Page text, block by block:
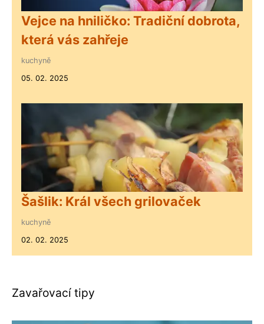
Vejce na hniličko: Tradiční dobrota,
která vás zahřeje
kuchyně
05. 02. 2025
Šašlik: Král všech grilovaček
kuchyně
02. 02. 2025
Zavařovací tipy